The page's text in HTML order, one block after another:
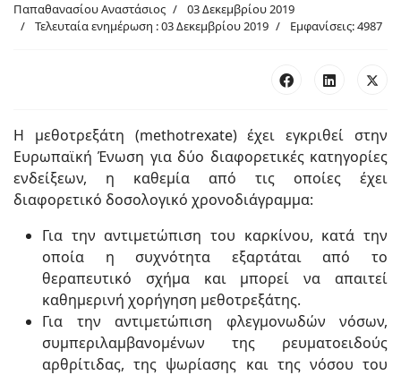
Παπαθανασίου Αναστάσιος
03 Δεκεμβρίου 2019
Τελευταία ενημέρωση : 03 Δεκεμβρίου 2019
Εμφανίσεις: 4987
Η μεθοτρεξάτη (methotrexate) έχει εγκριθεί στην
Ευρωπαϊκή Ένωση για δύο διαφορετικές κατηγορίες
ενδείξεων, η καθεμία από τις οποίες έχει
διαφορετικό δοσολογικό χρονοδιάγραμμα:
Για την αντιμετώπιση του καρκίνου, κατά την
οποία η συχνότητα εξαρτάται από το
θεραπευτικό σχήμα και μπορεί να απαιτεί
καθημερινή χορήγηση μεθοτρεξάτης.
Για την αντιμετώπιση φλεγμονωδών νόσων,
συμπεριλαμβανομένων της ρευματοειδούς
αρθρίτιδας, της ψωρίασης και της νόσου του